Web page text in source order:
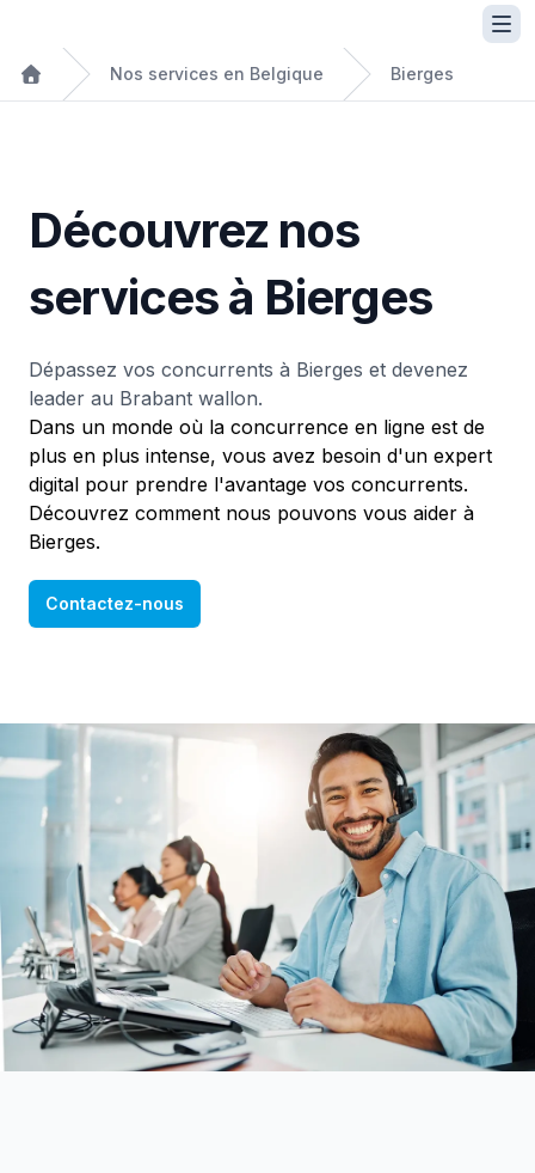
Nos services en Belgique Bierges
Découvrez nos
services à Bierges
Dépassez vos concurrents à Bierges et devenez
leader au Brabant wallon.
Dans un monde où la concurrence en ligne est de
plus en plus intense, vous avez besoin d'un expert
digital pour prendre l'avantage vos concurrents.
Découvrez comment nous pouvons vous aider à
Bierges.
Contactez-nous